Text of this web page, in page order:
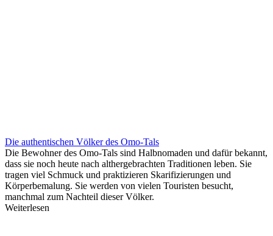
Die authentischen Völker des Omo-Tals
Die Bewohner des Omo-Tals sind Halbnomaden und dafür bekannt,
dass sie noch heute nach althergebrachten Traditionen leben. Sie
tragen viel Schmuck und praktizieren Skarifizierungen und
Körperbemalung. Sie werden von vielen Touristen besucht,
manchmal zum Nachteil dieser Völker.
Weiterlesen